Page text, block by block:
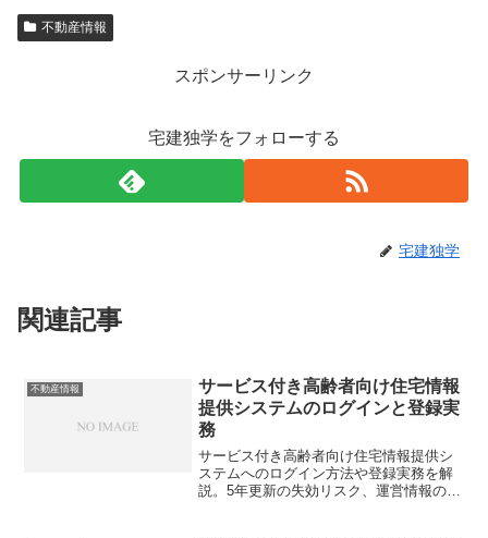
不動産情報
スポンサーリンク
宅建独学をフォローする
宅建独学
関連記事
不動産情報
サービス付き高齢者向け住宅情報
提供システムのログインと登録実
務
サービス付き高齢者向け住宅情報提供シ
ステムへのログイン方法や登録実務を解
説。5年更新の失効リスク、運営情報の入